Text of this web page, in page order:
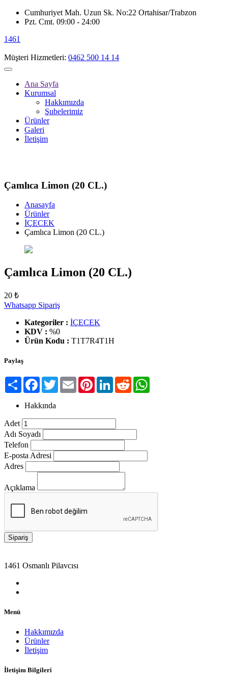
Cumhuriyet Mah. Uzun Sk. No:22 Ortahisar/Trabzon
Pzt. Cmt. 09:00 - 24:00
1461
Müşteri Hizmetleri: 0462 500 14 14
Ana Sayfa
Kurumsal
Hakkımızda
Şubelerimiz
Ürünler
Galeri
İletişim
Çamlıca Limon (20 CL.)
Anasayfa
Ürünler
İÇECEK
Çamlıca Limon (20 CL.)
Çamlıca Limon (20 CL.)
20 ₺
Whatsapp Sipariş
Kategoriler : İÇECEK
KDV : %0
Ürün Kodu : T1T7R4T1H
Paylaş
PaylaşFacebookTwitterEmail PinterestLinkedInReddit
Hakkında
Adet
Adı Soyadı
Telefon
E-posta Adresi
Adres
Açıklama
1461 Osmanlı Pilavcısı
Menü
Hakkımızda
Ürünler
İletişim
İletişim Bilgileri